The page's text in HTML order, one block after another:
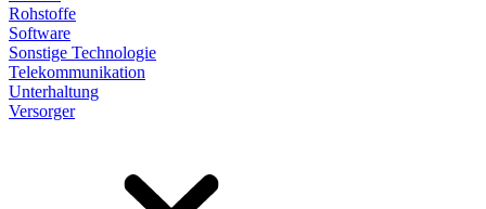
Rohstoffe
Software
Sonstige Technologie
Telekommunikation
Unterhaltung
Versorger